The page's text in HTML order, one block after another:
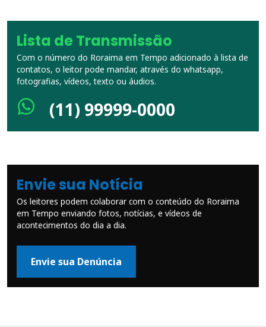
Lista de Transmissão
Com o número do Roraima em Tempo adicionado à lista de
contatos, o leitor pode mandar, através do whatsapp,
fotografias, vídeos, texto ou áudios.
(11) 99999-0000
Envie sua Notícia
Os leitores podem colaborar com o conteúdo do Roraima
em Tempo enviando fotos, notícias, e vídeos de
acontecimentos do dia a dia.
Envie sua Denúncia